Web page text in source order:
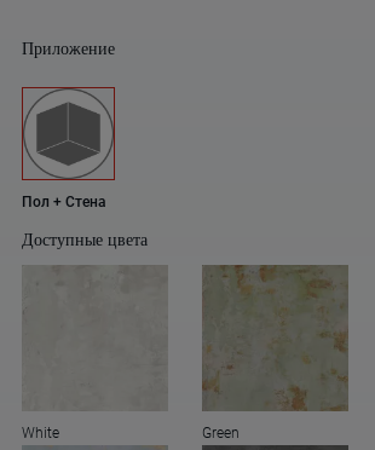
Приложение
Пол + Стена
Доступные цвета
White Green